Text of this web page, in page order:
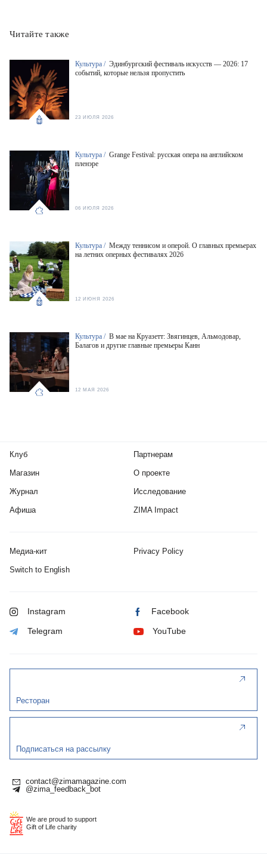
Читайте также
Культура / Эдинбургский фестиваль искусств — 2026: 17
событий, которые нельзя пропустить
23 ИЮЛЯ 2026
Культура / Grange Festival: русская опера на английском
пленэре
06 ИЮЛЯ 2026
Культура / Между теннисом и оперой. О главных премьерах
на летних оперных фестивалях 2026
12 ИЮНЯ 2026
Культура / В мае на Круазетт: Звягинцев, Альмодовар,
Балагов и другие главные премьеры Канн
12 МАЯ 2026
Клуб
Магазин
Журнал
Афиша
Партнерам
О проекте
Исследование
ZIMA Impact
Медиа-кит Privacy Policy
Switch to English
Instagram Facebook
Telegram YouTube
Ресторан
Подписаться на рассылку
contact@zimamagazine.com
@zima_feedback_bot
We are proud to support
Gift of Life charity